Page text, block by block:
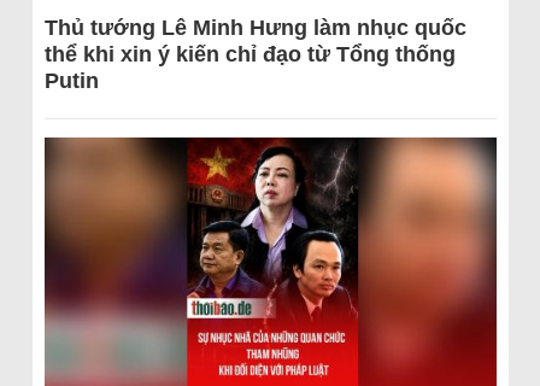
Thủ tướng Lê Minh Hưng làm nhục quốc
thể khi xin ý kiến chỉ đạo từ Tổng thống
Putin